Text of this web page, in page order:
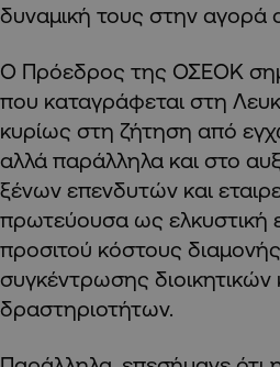
δυναμική τους στην αγορά
Ο Πρόεδρος της ΟΣΕΟΚ
που καταγράφεται στη
κυρίως στη ζήτηση από
αλλά παράλληλα και στο
ξένων επενδυτών και
πρωτεύουσα ως ελκυστική
προσιτού κόστους
συγκέντρωσης διοικητικών
δραστηριοτήτων.